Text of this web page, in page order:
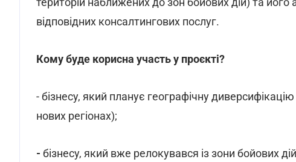
відповідних консалтингових послуг.
Кому буде корисна участь у проєкті?
- бізнесу, який планує географічну
нових регіонах);
- бізнесу, який вже релокувався із зони бойових